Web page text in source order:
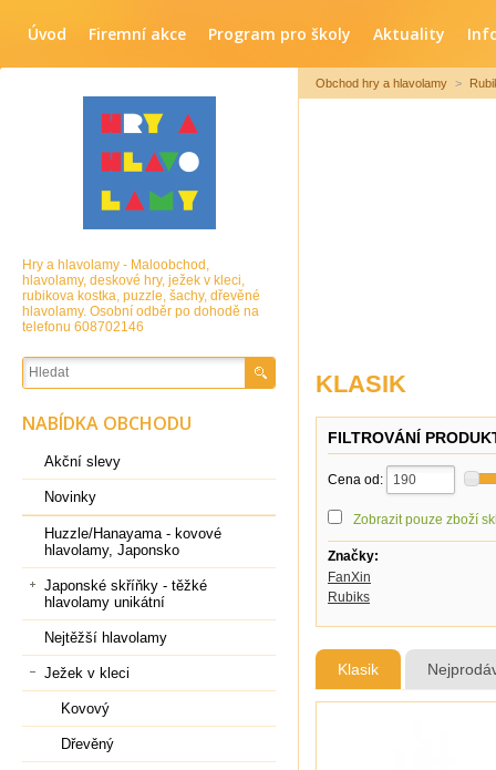
Úvod Firemní akce Program pro školy Aktuality
Obchod hry a hlavolamy >
KLASIK
FILTROVÁNÍ
Cena od:
Zobrazit pouze zboží
Značky:
FanXin
Rubiks
Klasik
Hry a hlavolamy - Maloobchod,
hlavolamy, deskové hry, ježek v kleci,
rubikova kostka, puzzle, šachy, dřevěné
hlavolamy. Osobní odběr po dohodě na
telefonu 608702146
NABÍDKA OBCHODU
Akční slevy
Novinky
Huzzle/Hanayama - kovové
hlavolamy, Japonsko
Japonské skříňky - těžké
hlavolamy unikátní
Nejtěžší hlavolamy
Ježek v kleci
Kovový
Dřevěný